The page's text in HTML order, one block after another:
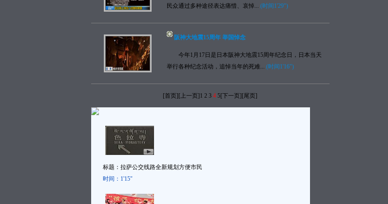
民众通过多种途径表达痛惜、哀悼... (时间1'29")
阪神大地震15周年 举国悼念
今年1月17日是日本阪神大地震15周年纪念日，日本当天
举行各种纪念活动，追悼当年的死难... (时间1'16")
[首页][上一页] 1 2 3 4 5[下一页][尾页]
标题： 拉萨公交线路全新规划方便市民
时间： 1'15"